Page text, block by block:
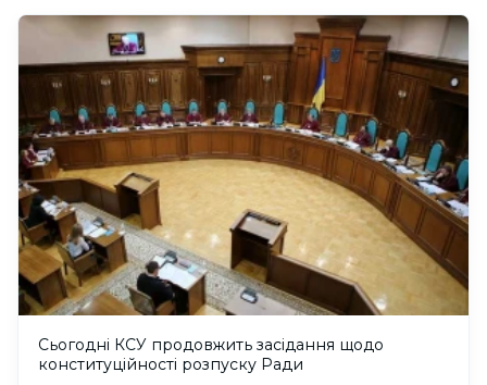
Сьогодні КСУ продовжить засідання щодо
конституційності розпуску Ради